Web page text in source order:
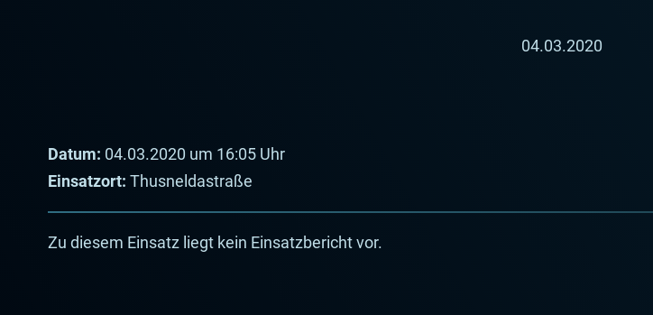
04.03.2020
Datum: 04.03.2020 um 16:05 Uhr
Einsatzort: Thusneldastraße
Zu diesem Einsatz liegt kein Einsatzbericht vor.